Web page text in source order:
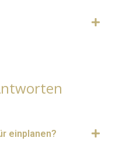
einplanen?